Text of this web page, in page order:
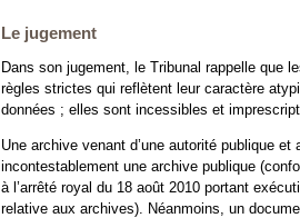
Le jugement
Dans son jugement, le Tribunal rappelle que
règles strictes qui reflètent leur caractère
données ; elles sont incessibles et
Une archive venant d’une autorité publique
incontestablement une archive publique
à l’arrêté royal du 18 août 2010 portant
relative aux archives). Néanmoins, un